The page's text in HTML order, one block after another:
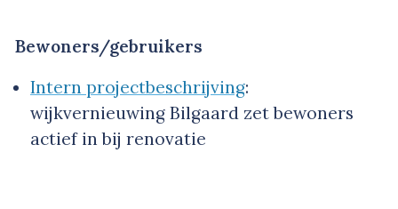
Bewoners/gebruikers
Intern projectbeschrijving:
wijkvernieuwing Bilgaard zet bewoners
actief in bij renovatie